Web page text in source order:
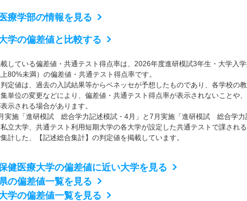
療学部の情報を見る
学の偏差値と比較する
ている偏差値・共通テスト得点率は、2026年度進研模試3年生・大学入
80%未満）の偏差値・共通テスト得点率です。
値は、過去の入試結果等からベネッセが予想したものであり、各学校の教
位の変更などにより、偏差値・共通テスト得点率が表示されないことや
示される場合があります。
施「進研模試 総合学力記述模試・4月」と7月実施「進研模試 総合学力
立大学、共通テスト利用短期大学の各大学が設定した共通テストで課され
計した、【記述総合集計】の判定値を掲載しています。
健医療大学の偏差値に近い大学を見る
の偏差値一覧を見る
学の偏差値一覧を見る